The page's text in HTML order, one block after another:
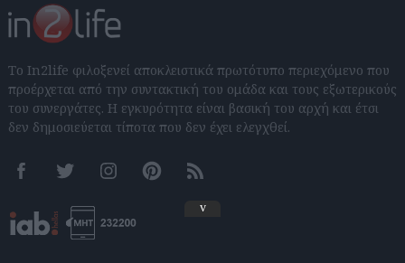
Το In2life φιλοξενεί αποκλειστικά πρωτότυπο περιεχόμενο που
προέρχεται από την συντακτική του ομάδα και τους εξωτερικούς
του συνεργάτες. Η εγκυρότητα είναι βασική του αρχή και έτσι
δεν δημοσιεύεται τίποτα που δεν έχει ελεγχθεί.
FacebookTwitter InstagramPinterestRSS feeds
v